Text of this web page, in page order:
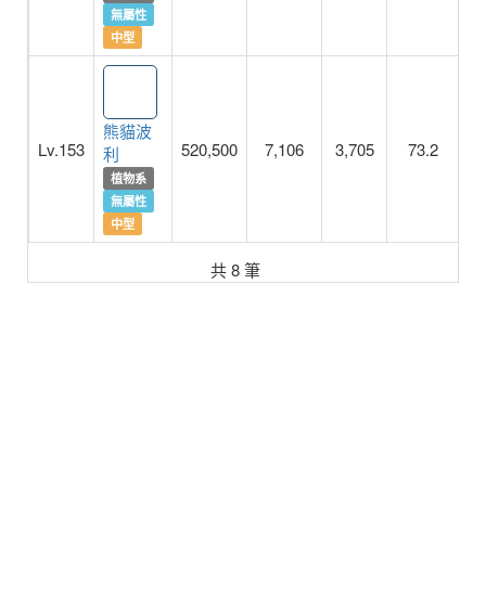
無屬性
中型
Lv.153
熊貓波
利
植物系
無屬性
中型
520,500 7,106 3,705 73.2
共 8 筆